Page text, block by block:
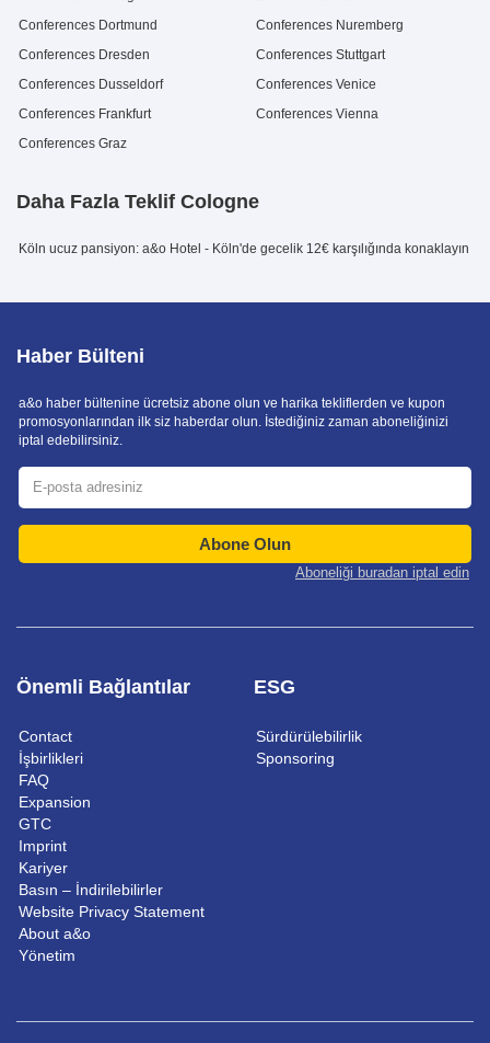
Conferences Dortmund
Conferences Dresden
Conferences Dusseldorf
Conferences Frankfurt
Conferences Graz
Conferences Nuremberg
Conferences Stuttgart
Conferences Venice
Conferences Vienna
Daha Fazla Teklif Cologne
Köln ucuz pansiyon: a&o Hotel - Köln'de gecelik 12€ karşılığında konaklayın
Önemli Bağlantılar
Contact
İşbirlikleri
FAQ
Expansion
GTC
Imprint
Kariyer
Basın – İndirilebilirler
Website Privacy Statement
About a&o
Yönetim
ESG
Sürdürülebilirlik
Sponsoring
Haber Bülteni
a&o haber bültenine ücretsiz abone olun ve harika tekliflerden ve kupon
promosyonlarından ilk siz haberdar olun. İstediğiniz zaman aboneliğinizi
iptal edebilirsiniz.
Abone Olun
Aboneliği buradan iptal edin